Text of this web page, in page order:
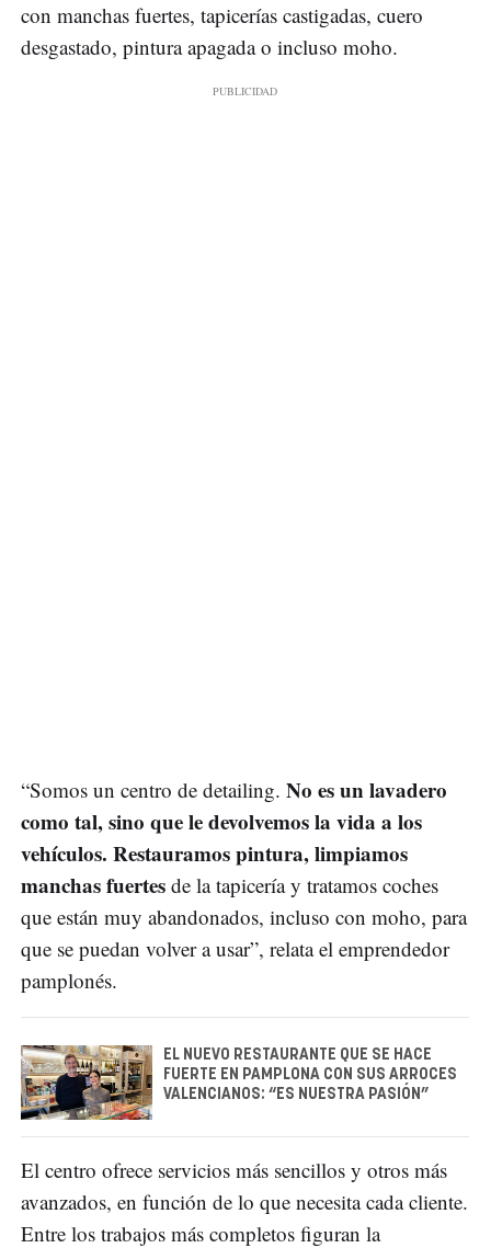
con manchas fuertes, tapicerías castigadas, cuero
desgastado, pintura apagada o incluso moho.
“Somos un centro de detailing. No es un lavadero
como tal, sino que le devolvemos la vida a los
vehículos. Restauramos pintura, limpiamos
manchas fuertes de la tapicería y tratamos coches
que están muy abandonados, incluso con moho, para
que se puedan volver a usar”, relata el emprendedor
pamplonés.
EL NUEVO RESTAURANTE QUE SE HACE
FUERTE EN PAMPLONA CON SUS ARROCES
VALENCIANOS: “ES NUESTRA PASIÓN”
El centro ofrece servicios más sencillos y otros más
avanzados, en función de lo que necesita cada cliente.
Entre los trabajos más completos figuran la